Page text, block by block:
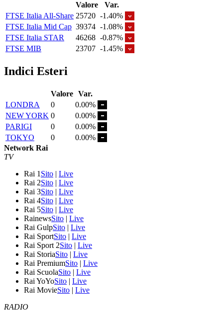
Valore
Var.
FTSE Italia All-Share 25720 -1.40%
FTSE Italia Mid Cap 39374 -1.08%
FTSE Italia STAR
46268 -0.87%
FTSE MIB
23707 -1.45%
Indici Esteri
Valore Var.
LONDRA
0
0.00%
NEW YORK 0
0.00%
PARIGI
0
0.00%
TOKYO
0
0.00%
Network Rai
TV
Rai 1 Sito | Live
Rai 2Sito | Live
Rai 3Sito | Live
Rai 4Sito | Live
Rai 5Sito | Live
RainewsSito | Live
Rai GulpSito | Live
Rai SportSito | Live
Rai Sport 2Sito | Live
Rai StoriaSito | Live
Rai PremiumSito | Live
Rai ScuolaSito | Live
Rai YoYoSito | Live
Rai MovieSito | Live
RADIO